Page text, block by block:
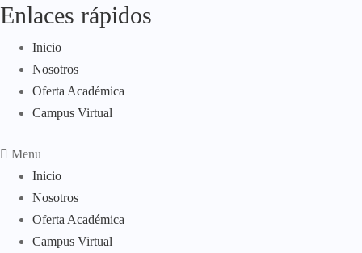
Enlaces rápidos
Inicio
Nosotros
Oferta Académica
Campus Virtual
Menu
Inicio
Nosotros
Oferta Académica
Campus Virtual